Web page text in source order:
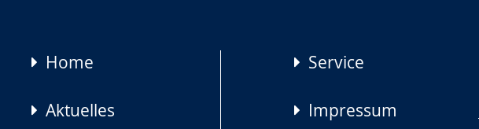
Navigation
Home
Aktuelles
Service
Impressum